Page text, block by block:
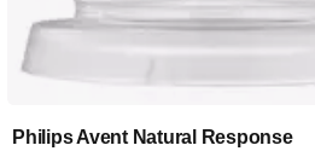
Philips Avent Natural Response